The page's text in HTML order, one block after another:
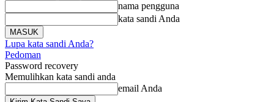
nama pengguna
kata sandi Anda
Lupa kata sandi Anda?
Pedoman
Password recovery
Memulihkan kata sandi anda
email Anda